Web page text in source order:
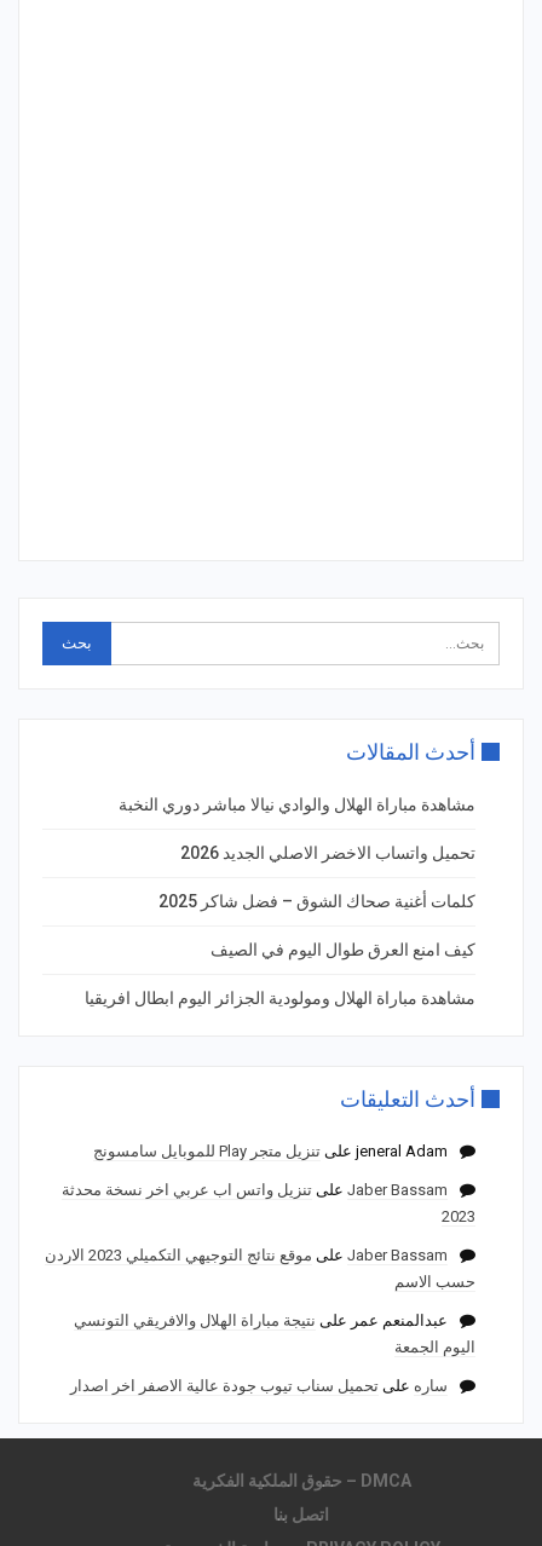
أحدث المقالات
مشاهدة مباراة الهلال والوادي نيالا مباشر دوري النخبة
تحميل واتساب الاخضر الاصلي الجديد 2026
كلمات أغنية صحاك الشوق – فضل شاكر 2025
كيف امنع العرق طوال اليوم في الصيف
مشاهدة مباراة الهلال ومولودية الجزائر اليوم ابطال افريقيا
أحدث التعليقات
jeneral Adam على تنزيل متجر Play للموبايل سامسونج
Jaber Bassam على تنزيل واتس اب عربي اخر نسخة محدثة
2023
Jaber Bassam على
موقع نتائج التوجيهي التكميلي 2023 الاردن
حسب الاسم
عبدالمنعم عمر على نتيجة مباراة الهلال والافريقي التونسي
اليوم الجمعة
ساره على تحميل سناب تيوب جودة عالية الاصفر اخر اصدار
DMCA – حقوق الملكية الفكرية
اتصل بنا